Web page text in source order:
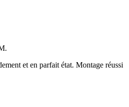
et en parfait état. Montage réussi